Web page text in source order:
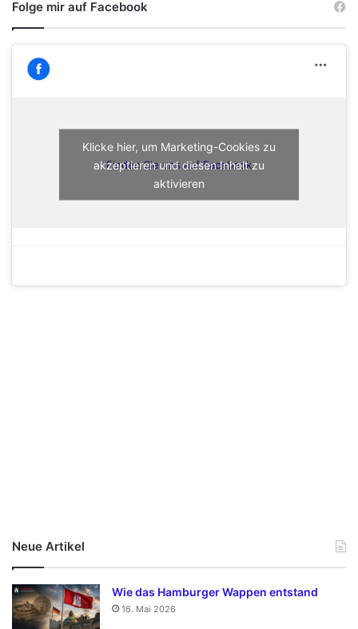
Folge mir auf Facebook
Finden Sie uns auf Facebook
Klicke hier, um Marketing-Cookies zu
akzeptieren und diesen Inhalt zu
aktivieren
Neue Artikel
Wie das Hamburger Wappen entstand
16. Mai 2026